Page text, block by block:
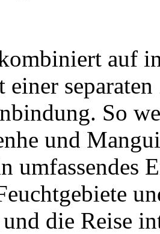
auf
einer
So
und
umfassendes
die Reise